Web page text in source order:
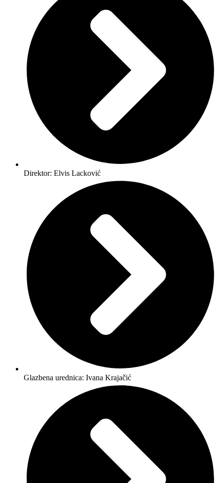
Direktor: Elvis Lacković
Glazbena urednica: Ivana Krajačić